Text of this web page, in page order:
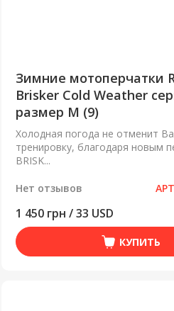
Зимние мотоперчатки
Brisker Cold Weather
размер M (9)
Холодная погода не отменит
тренировку, благодаря новым
BRISK...
Нет отзывов
1 450 грн / 33 USD
КУПИТЬ